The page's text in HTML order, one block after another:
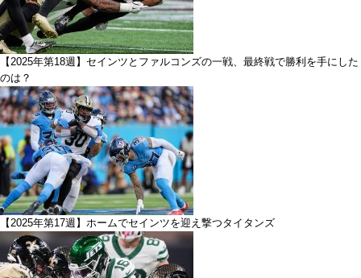
【2025年第18週】セインツとファルコンズの一戦、最終戦で勝利を手にした
のは？
【2025年第17週】ホームでセインツを迎え撃つタイタンズ